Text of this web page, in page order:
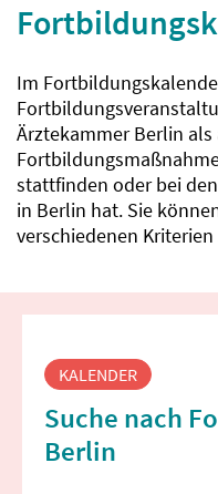
Im
Ärztekammer Berlin
stattfinden oder bei
in Berlin hat. Sie
verschiedenen
KALENDER
Suche nach
Berlin